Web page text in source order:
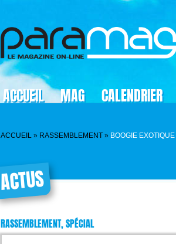
ACCUEIL MAG CALENDRIER
ACCUEIL » RASSEMBLEMENT » BOOGIE
ACTUS
RASSEMBLEMENT, SPÉCIAL